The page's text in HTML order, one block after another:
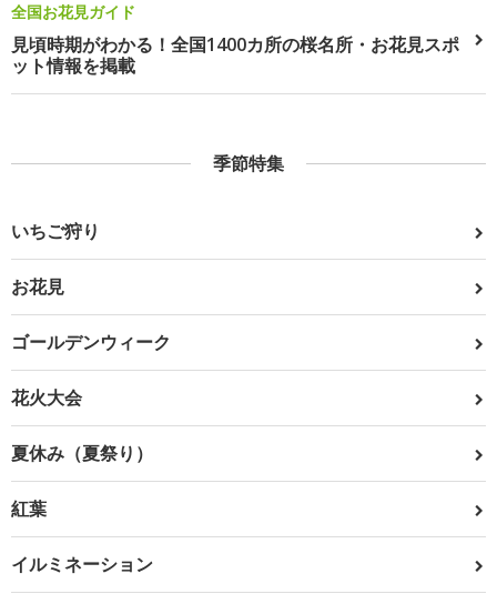
全国お花見ガイド
見頃時期がわかる！全国1400カ所の桜名所・お花見スポ
ット情報を掲載
季節特集
いちご狩り
お花見
ゴールデンウィーク
花火大会
夏休み（夏祭り）
紅葉
イルミネーション